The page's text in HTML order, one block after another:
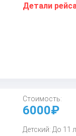
Детали
Стоимость:
6000₽
Детский: До 11